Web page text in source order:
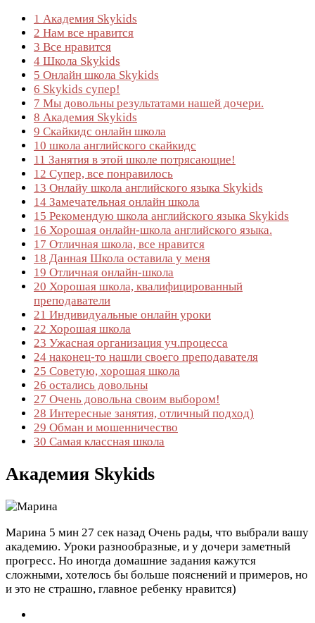
1 Академия Skykids
2 Нам все нравится
3 Все нравится
4 Школа Skykids
5 ​Онлайн школа Skykids
6 Skykids супер!
7 Мы довольны результатами нашей дочери.
8 Академия Skykids
9 Скайкидс онлайн школа
10 школа английского скайкидс
11 Занятия в этой школе потрясающие!
12 Супер, все понравилось
13 Онлайy школа английского языка Skykids
14 Замечательная онлайн школа
15 Рекомендую школа английского языка Skykids
16 Хорошая онлайн-школа английского языка.
17 Отличная школа, все нравится
18 Данная Школа оставила у меня
19 Отличная онлайн-школа
20 Хорошая школа, квалифицированный
преподаватели
21 Индивидуальные онлайн уроки
22 Хорошая школа
23 Ужасная организация уч.процесса
24 наконец-то нашли своего преподавателя
25 Советую, хорошая школа
26 остались довольны
27 Очень довольна своим выбором!
28 Интересные занятия, отличный подход)
29 Обман и мошенничество
30 Самая классная школа
Академия Skykids
Марина 5 мин 27 сек назад Очень рады, что выбрали вашу
академию. Уроки разнообразные, и у дочери заметный
прогресс. Но иногда домашние задания кажутся
сложными, хотелось бы больше пояснений и примеров, но
и это не страшно, главное ребенку нравится)